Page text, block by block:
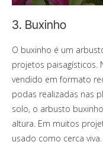
3. Buxinho
O buxinho é um
projetos paisagísticos.
vendido em formato
podas realizadas nas
solo, o arbusto
altura. Em muitos
usado como cerca viva.